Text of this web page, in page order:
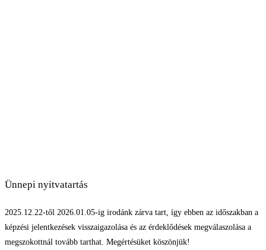
Ünnepi nyitvatartás
2025.12.22-től 2026.01.05-ig irodánk zárva tart, így ebben az időszakban a
képzési jelentkezések visszaigazolása és az érdeklődések megválaszolása a
megszokottnál tovább tarthat. Megértésüket köszönjük!